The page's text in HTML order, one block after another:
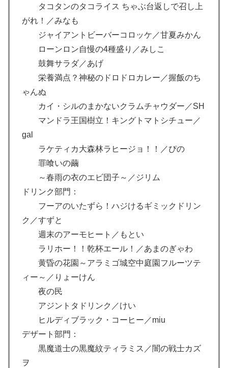
タコタンのタコライス ちゃぶ台返しで召し上
がれ！／みなも
ジャイアントビーバーコロッケ／甘夏みかん
ローンロン自慢の4種盛り／みしこ
鼓舞サラダ／あげ
栄養満点？神秘のドロドロカレー／握飯のち
ゃんぬ
カイ・シルのまかないクラムチャウダー／SH
マンドラ王国樹立！キングトマトシチュー／
gal
ラケティカ大森林ラヒージョ！！／ぴの
罪喰いの繭
～春雨の衣のエビ団子～／ジリム
ドリンク部門：
フーアのいたずら！ハジけるギミックドリン
ク／すずと
週末のアーモヒート／もとい
ラリホー！！乾杯エール！／あまのぎゃわ
黄昏の花園～アラミゴ城空中庭園フルーツテ
ィー～／りょーけん
夜の民
アジントタドリンク／けい
ヒルディブラック・コーヒー／miu
デザート部門：
黒魔道士の黒魔紋ティラミス／闇の戦士カズ
ヲ